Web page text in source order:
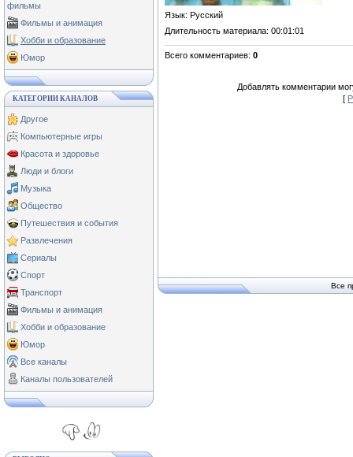
фильмы
Фильмы и анимация
Хобби и образование
Юмор
КАТЕГОРИИ КАНАЛОВ
Другое
Компьютерные игры
Красота и здоровье
Люди и блоги
Музыка
Общество
Путешествия и события
Развлечения
Сериалы
Спорт
Транспорт
Фильмы и анимация
Хобби и образование
Юмор
Все каналы
Каналы пользователей
Язык: Русский
Длительность материала: 00:01:01
Всего комментариев: 0
Добавлять комментарии
[
Все